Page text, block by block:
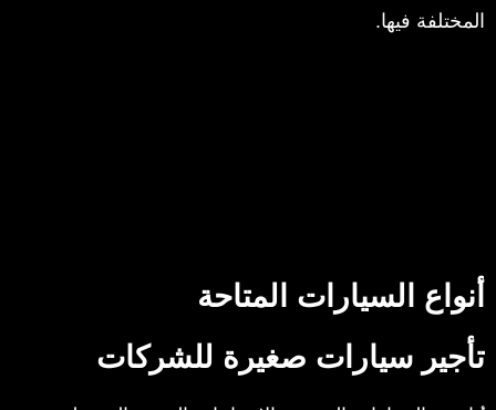
المختلفة فيها.
أنواع السيارات المتاحة
تأجير سيارات صغيرة للشركات